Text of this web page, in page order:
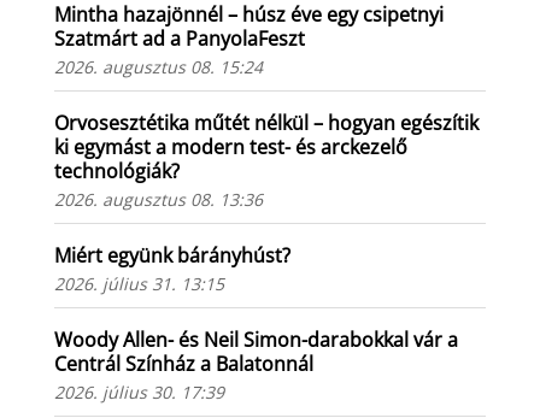
Mintha hazajönnél – húsz éve egy csipetnyi
Szatmárt ad a PanyolaFeszt
2026. augusztus 08. 15:24
Orvosesztétika műtét nélkül – hogyan egészítik
ki egymást a modern test- és arckezelő
technológiák?
2026. augusztus 08. 13:36
Miért együnk bárányhúst?
2026. július 31. 13:15
Woody Allen- és Neil Simon-darabokkal vár a
Centrál Színház a Balatonnál
2026. július 30. 17:39